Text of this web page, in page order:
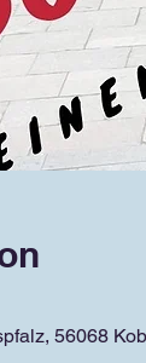
56068